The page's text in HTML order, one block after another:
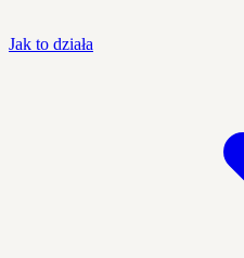
Jak to działa